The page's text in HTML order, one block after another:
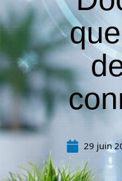
29 juin